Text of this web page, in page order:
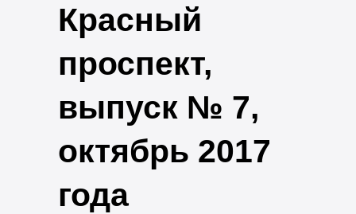
Красный
проспект,
выпуск № 7,
октябрь 2017
года